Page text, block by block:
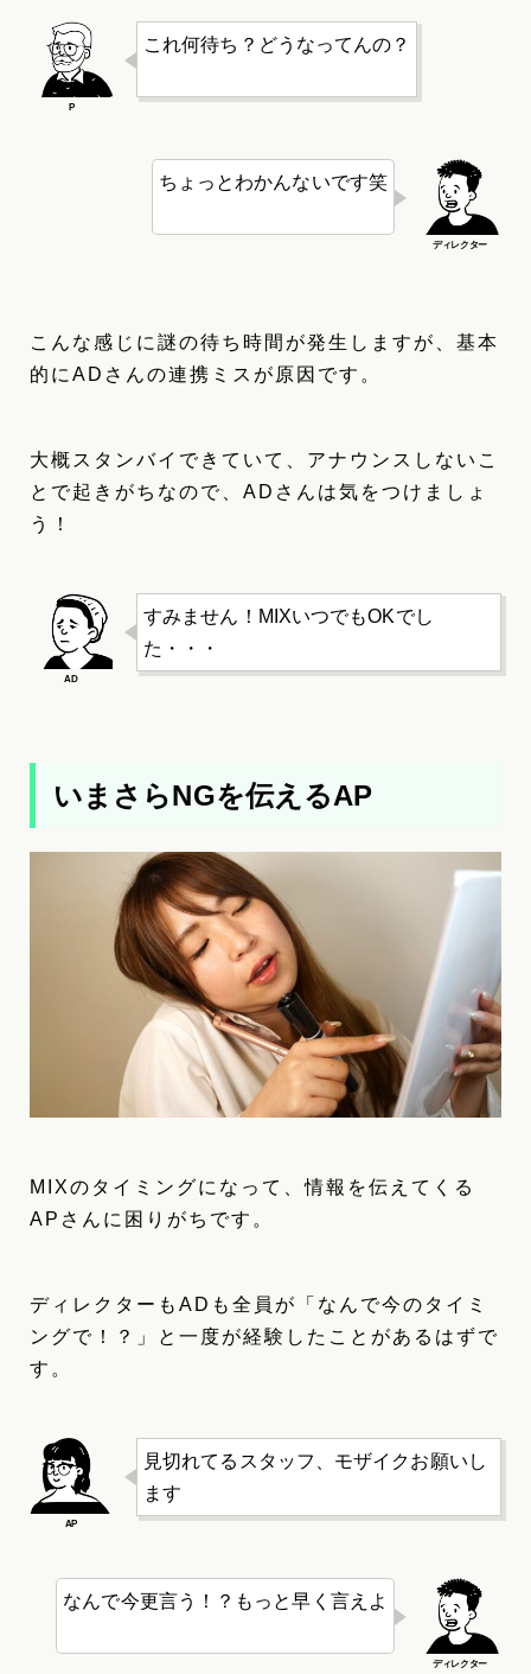
これ何待ち？どうなってんの？
ちょっとわかんないです笑
こんな感じに謎の待ち時間が発生しますが、基本
的にADさんの連携ミスが原因です。
大概スタンバイできていて、アナウンスしないこ
とで起きがちなので、ADさんは気をつけましょ
う！
すみません！MIXいつでもOKでし
た・・・
いまさらNGを伝えるAP
MIXのタイミングになって、情報を伝えてくる
APさんに困りがちです。
ディレクターもADも全員が「なんで今のタイミ
ングで！？」と一度が経験したことがあるはずで
す。
見切れてるスタッフ、モザイクお願いし
ます
なんで今更言う！？もっと早く言えよ